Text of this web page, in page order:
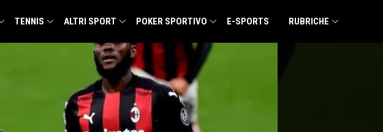
TENNIS ALTRI SPORT POKER SPORTIVO E-SPORTS RUBRICHE